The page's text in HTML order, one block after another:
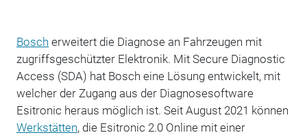
Bosch erweitert die Diagnose an Fahrzeugen mit
zugriffsgeschützter Elektronik. Mit Secure Diagnostic
Access (SDA) hat Bosch eine Lösung entwickelt, mit
welcher der Zugang aus der Diagnosesoftware
Esitronic heraus möglich ist. Seit August 2021 können
Werkstätten, die Esitronic 2.0 Online mit einer